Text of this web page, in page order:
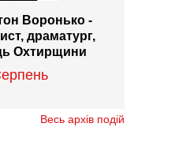
Воронько -
драматург,
Охтирщини
Весь архів подій